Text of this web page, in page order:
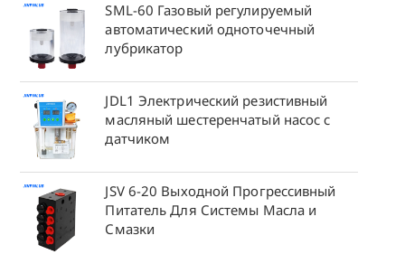
SML-60 Газовый регулируемый
автоматический одноточечный
лубрикатор
JDL1 Электрический резистивный
масляный шестеренчатый насос с
датчиком
JSV 6-20 Выходной Прогрессивный
Питатель Для Системы Масла и
Смазки